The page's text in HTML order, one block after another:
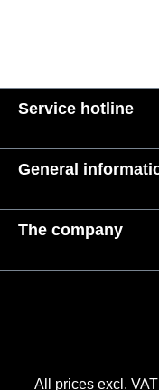
Service hotline
General
The company
All prices excl.